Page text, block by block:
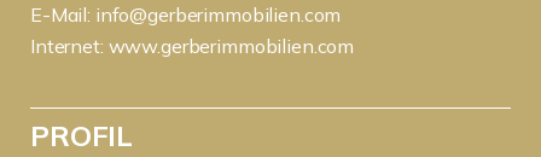
E-Mail: info@gerberimmobilien.com
Internet: www.gerberimmobilien.com
PROFIL